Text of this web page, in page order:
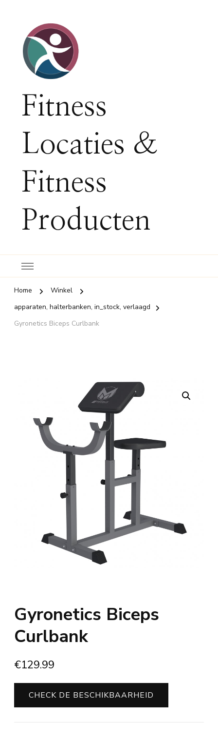
Fitness
Locaties &
Fitness
Producten
Home
Winkel
apparaten, halterbanken, in_stock, verlaagd
Gyronetics Biceps Curlbank
Gyronetics Biceps
Curlbank
€129.99
CHECK DE BESCHIKBAARHEID